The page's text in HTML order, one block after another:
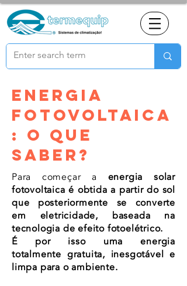
ENERGIA
FOTOVOLTAICA
: O QUE
SABER?
Para começar a energia solar
fotovoltaica é obtida a partir do sol
que posteriormente se converte
em eletricidade, baseada na
tecnologia de efeito fotoelétrico.
É por isso uma energia
totalmente gratuita, inesgotável e
limpa para o ambiente.